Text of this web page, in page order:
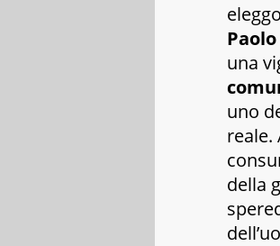
una
uno
reale.
della